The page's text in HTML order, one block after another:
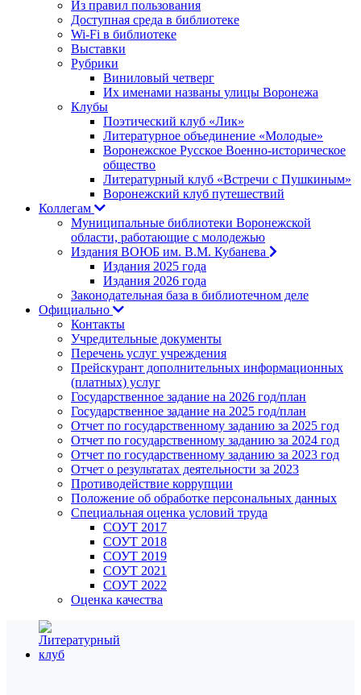
Из правил пользования
Доступная среда в библиотеке
Wi-Fi в библиотеке
Выставки
Рубрики
Виниловый четверг
Их именами названы улицы Воронежа
Клубы
Поэтический клуб «Лик»
Литературное объединение «Молодые»
Воронежское Русское Военно-историческое
общество
Литературный клуб «Встречи с Пушкиным»
Воронежский клуб путешествий
Коллегам
Муниципальные библиотеки Воронежской
области, работающие с молодежью
Издания ВОЮБ им. В.М. Кубанева
Издания 2025 года
Издания 2026 года
Законодательная база в библиотечном деле
Официально
Контакты
Учредительные документы
Перечень услуг учреждения
Прейскурант дополнительных информационных
(платных) услуг
Государственное задание на 2026 год/план
Государственное задание на 2025 год/план
Отчет по государственному заданию за 2025 год
Отчет по государственному заданию за 2024 год
Отчет по государственному заданию за 2023 год
Отчет о результатах деятельности за 2023
Противодействие коррупции
Положение об обработке персональных данных
Специальная оценка условий труда
СОУТ 2017
СОУТ 2018
СОУТ 2019
СОУТ 2021
СОУТ 2022
Оценка качества